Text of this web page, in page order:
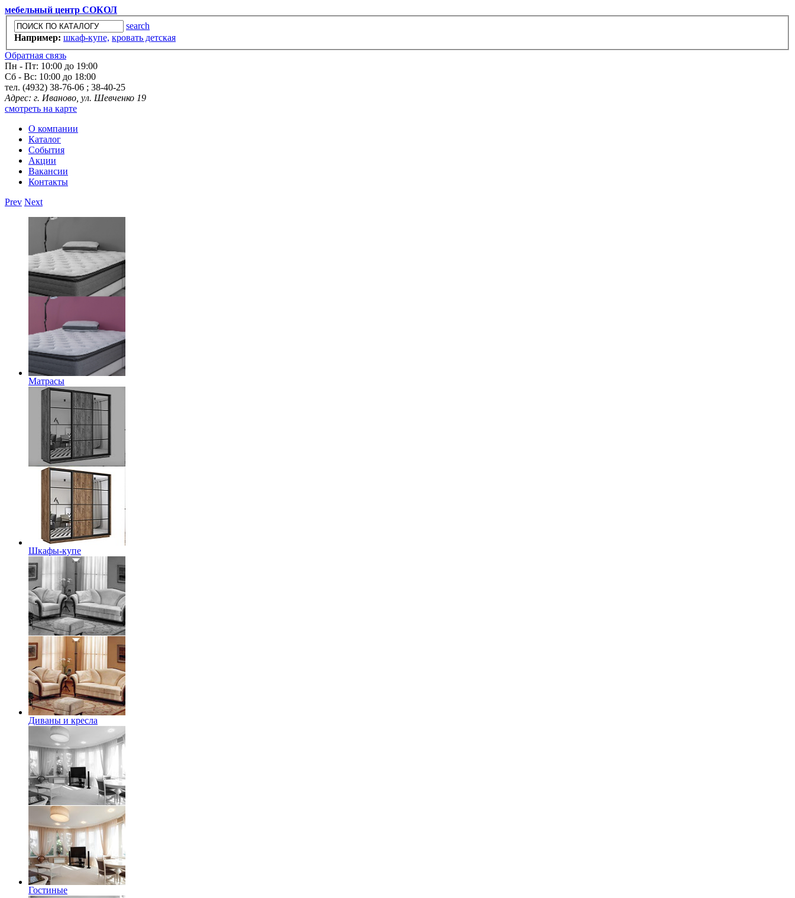
мебельный центр СОКОЛ
search
Например: шкаф-купе, кровать детская
Обратная связь
Пн - Пт: 10:00 до 19:00
Сб - Вс: 10:00 до 18:00
тел. (4932) 38-76-06 ; 38-40-25
Адрес: г. Иваново, ул. Шевченко 19
смотреть на карте
О компании
Каталог
События
Акции
Вакансии
Контакты
Prev Next
Матрасы
Шкафы-купе
Диваны и кресла
Гостиные